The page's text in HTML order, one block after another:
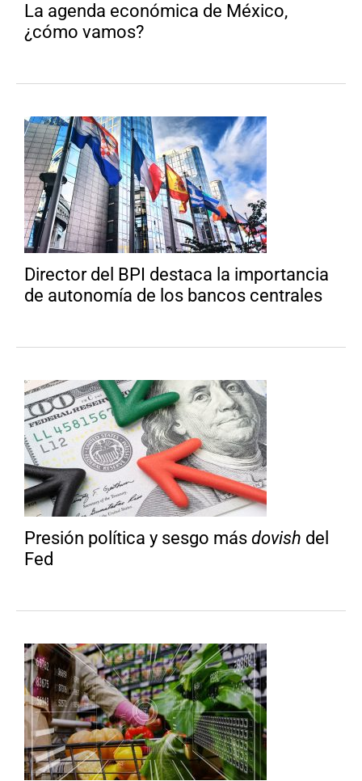
La agenda económica de México,
¿cómo vamos?
Director del BPI destaca la importancia
de autonomía de los bancos centrales
Presión política y sesgo más dovish del
Fed